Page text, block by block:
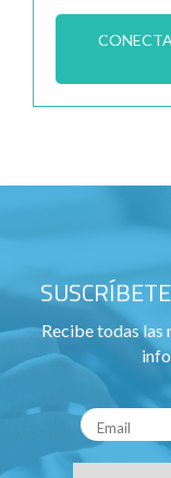
Recibe todas las